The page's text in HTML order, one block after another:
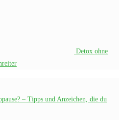
Detox ohne
– Tipps und Anzeichen, die du